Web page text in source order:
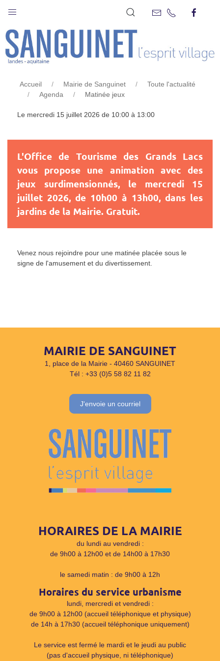
MATINÉE JEUX
Accueil Mairie de Sanguinet
Toute l'actualité
Agenda
Matinée jeux
Le mercredi 15 juillet 2026 de 10:00 à 13:00
L'Office de Tourisme des Grands Lacs
vous propose une animation avec des
jeux surdimensionnés, le mercredi 15
juillet 2026, de 10h00 à 13h00, dans les
jardins de la Mairie. Gratuit.
Venez nous rejoindre pour une matinée placée sous le
signe de l'amusement et du divertissement.
MAIRIE DE SANGUINET
1, place de la Mairie - 40460 SANGUINET
Tél : +33 (0)5 58 82 11 82
J'envoie un courriel
HORAIRES DE LA MAIRIE
du lundi au vendredi :
de 9h00 à 12h00 et de 14h00 à 17h30
le samedi matin : de 9h00 à 12h
Horaires du service urbanisme
lundi, mercredi et vendredi :
de 9h00 à 12h00 (accueil téléphonique et physique)
de 14h à 17h30 (accueil téléphonique uniquement)
Le service est fermé le mardi et le jeudi au public
(pas d'accueil physique, ni téléphonique)